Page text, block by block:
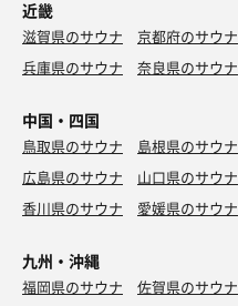
近畿
滋賀県のサウナ 京都府のサウナ
兵庫県のサウナ
奈良県のサウナ
中国・四国
鳥取県のサウナ 島根県のサウナ
広島県のサウナ
山口県のサウナ
香川県のサウナ
愛媛県のサウナ
九州・沖縄
福岡県のサウナ 佐賀県のサウナ